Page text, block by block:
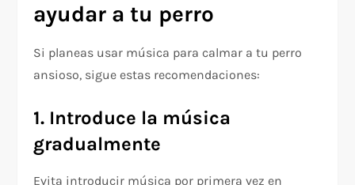
ayudar a tu perro
Si planeas usar música para calmar a tu perro
ansioso, sigue estas recomendaciones:
1. Introduce la música
gradualmente
Evita introducir música por primera vez en